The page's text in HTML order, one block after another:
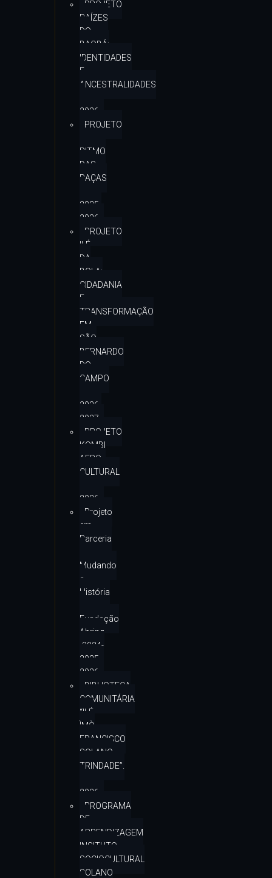
PROJETO
RAÍZES
DO
BAOBÁ:
IDENTIDADES
E
ANCESTRALIDADES
2026
PROJETO
RITMO
DAS
RAÇAS
2025-
2026
PROJETO
ILÉ
DA
BOLA:
CIDADANIA
E
TRANSFORMAÇÃO
EM
SÃO
BERNARDO
DO
CAMPO
2026-
2027
PROJETO
KOMBI
AFRO
CULTURAL
2026
Projeto
em
Parceria
Mudando
a
História
Fundação
Abrinq
-2024-
2025-
2026
BIBLIOTECA
COMUNITÁRIA
“ILÉ
ÌMÒ
FRANCISCO
SOLANO
TRINDADE”.
2026
PROGRAMA
DE
APRENDIZAGEM
INSITUTO
SOCIOCULTURAL
SOLANO